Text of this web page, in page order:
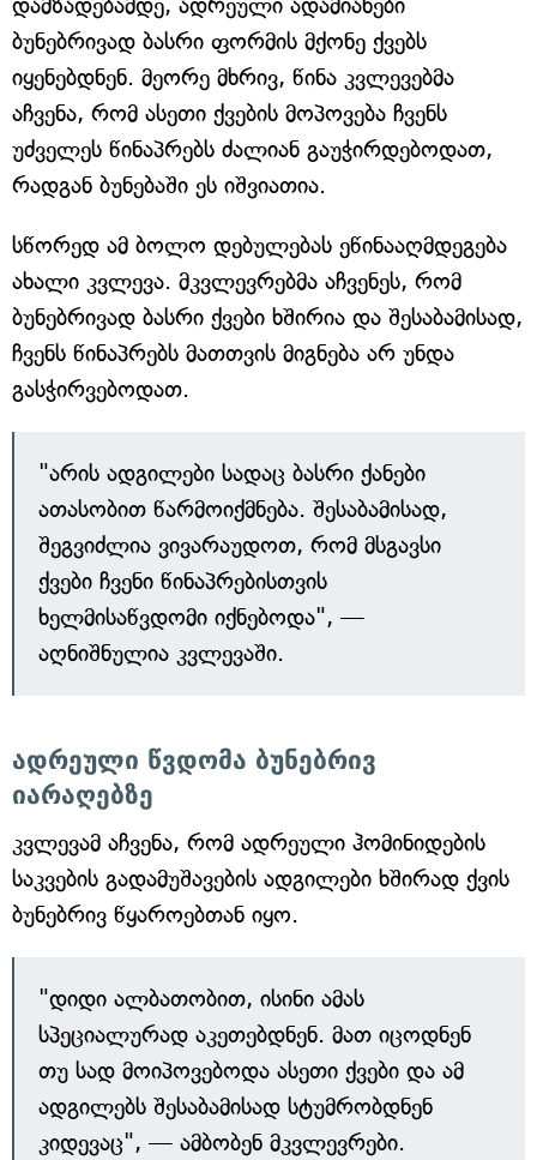
დამზადებამდე, ადრეული ადამიანები
ბუნებრივად ბასრი ფორმის მქონე ქვებს
იყენებდნენ. მეორე მხრივ, წინა კვლევებმა
აჩვენა, რომ ასეთი ქვების მოპოვება ჩვენს
უძველეს წინაპრებს ძალიან გაუჭირდებოდათ,
რადგან ბუნებაში ეს იშვიათია.
სწორედ ამ ბოლო დებულებას ეწინააღმდეგება
ახალი კვლევა. მკვლევრებმა აჩვენეს, რომ
ბუნებრივად ბასრი ქვები ხშირია და შესაბამისად,
ჩვენს წინაპრებს მათთვის მიგნება არ უნდა
გასჭირვებოდათ.
"არის ადგილები სადაც ბასრი ქანები
ათასობით წარმოიქმნება. შესაბამისად,
შეგვიძლია ვივარაუდოთ, რომ მსგავსი
ქვები ჩვენი წინაპრებისთვის
ხელმისაწვდომი იქნებოდა", —
აღნიშნულია კვლევაში.
ადრეული წვდომა ბუნებრივ
იარაღებზე
კვლევამ აჩვენა, რომ ადრეული ჰომინიდების
საკვების გადამუშავების ადგილები ხშირად ქვის
ბუნებრივ წყაროებთან იყო.
"დიდი ალბათობით, ისინი ამას
სპეციალურად აკეთებდნენ. მათ იცოდნენ
თუ სად მოიპოვებოდა ასეთი ქვები და ამ
ადგილებს შესაბამისად სტუმრობდნენ
კიდევაც", — ამბობენ მკვლევრები.